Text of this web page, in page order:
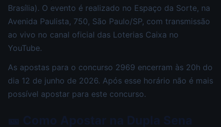
Brasília). O evento é realizado no Espaço da Sorte, na
Avenida Paulista, 750, São Paulo/SP, com transmissão
ao vivo no canal oficial das Loterias Caixa no
YouTube.
As apostas para o concurso 2969 encerram às 20h do
dia 12 de junho de 2026. Após esse horário não é mais
possível apostar para este concurso.